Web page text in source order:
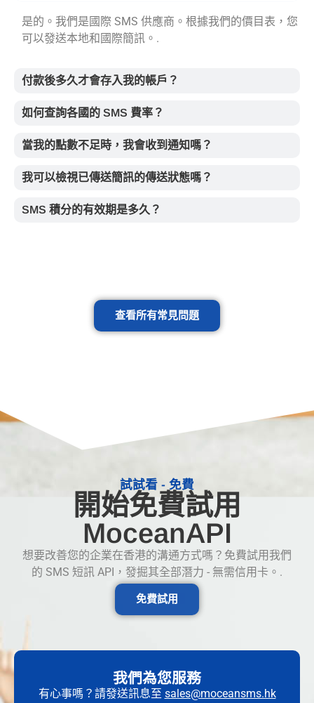
是的。我們是國際 SMS 供應商。根據我們的價目表，您
可以發送本地和國際簡訊。.
付款後多久才會存入我的帳戶？
如何查詢各國的 SMS 費率？
當我的點數不足時，我會收到通知嗎？
我可以檢視已傳送簡訊的傳送狀態嗎？
SMS 積分的有效期是多久？
查看所有常見問題
試試看 - 免費
開始免費試用
MoceanAPI
想要改善您的企業在香港的溝通方式嗎？免費試用我們
的 SMS 短訊 API，發掘其全部潛力 - 無需信用卡。.
免費試用
我們為您服務
有心事嗎？請發送訊息至 sales@moceansms.hk